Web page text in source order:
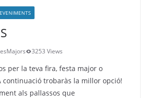
3253 Views
per la teva fira, festa major o
continuació trobaràs la millor opció!
als pallassos que